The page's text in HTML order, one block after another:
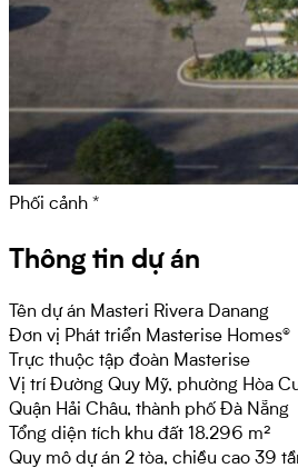
Phối cảnh *
Thông tin dự án
Tên dự án Masteri Rivera Danang
Đơn vị Phát triển Masterise Homes®
Trực thuộc tập đoàn Masterise
Vị tríĐường Quy Mỹ, phường Hòa
Quận Hải Châu, thành phố Đà Nẵng
Tổng diện tích khu đất 18.296 m²
Quy mô dự án 2 tòa, chiều cao 39